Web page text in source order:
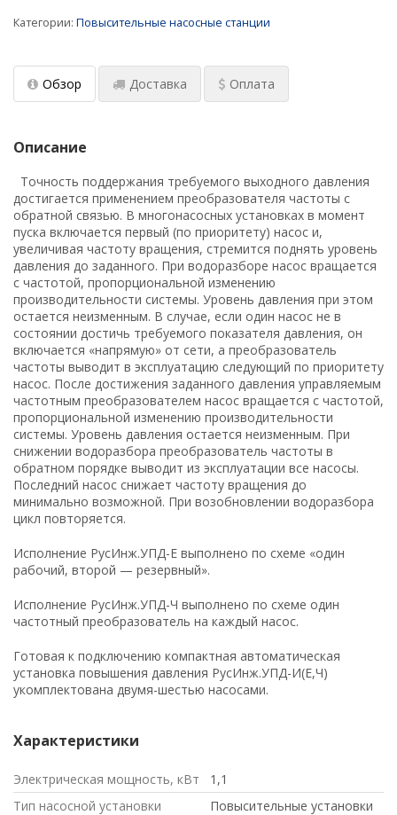
пожаротушения
Мембранные расширительные баки:
Водонагреватель для современного жилого
Водонагреватели для душевых
​ Промышленные насосные станции с
резервуарами
Подбор аккумуляторов холода для ЦОД
Обновленный калькулятор для подбора
промышленного электрического
водонагревателя
Заглубленные насосные станции
пожаротушения
Водонагреватели для стадионов и спортзалов
Промышленный водонагреватель для цеха
Промышленные водонагреватели для
Водонагреватель для фитнесс-центра и ФОК
Водонагреватель для гостиницы
Схема подключения бойлера (водонагревателя)
с системе ГВС
Категории: Повысительные насосные станции
Обзор Доставка Оплата
Описание
Точность поддержания требуемого выходного давления
достигается применением преобразователя частоты с
обратной связью. В многонасосных установках в момент
пуска включается первый (по приоритету) насос и,
увеличивая частоту вращения, стремится поднять уровень
давления до заданного. При водоразборе насос вращается
с частотой, пропорциональной изменению
производительности системы. Уровень давления при этом
остается неизменным. В случае, если один насос не в
состоянии достичь требуемого показателя давления, он
включается «напрямую» от сети, а преобразователь
частоты выводит в эксплуатацию следующий по приоритету
насос. После достижения заданного давления управляемым
частотным преобразователем насос вращается с частотой,
пропорциональной изменению производительности
системы. Уровень давления остается неизменным. При
снижении водоразбора преобразователь частоты в
обратном порядке выводит из эксплуатации все насосы.
Последний насос снижает частоту вращения до
минимально возможной. При возобновлении водоразбора
цикл повторяется.
Исполнение РусИнж.УПД-Е выполнено по схеме «один
рабочий, второй — резервный».
Исполнение РусИнж.УПД-Ч выполнено по схеме один
частотный преобразователь на каждый насос.
Готовая к подключению компактная автоматическая
установка повышения давления РусИнж.УПД-И(Е,Ч)
укомплектована двумя-шестью насосами.
Характеристики
Электрическая мощность, кВт
1,1
Тип насосной установки
Повысительные установки